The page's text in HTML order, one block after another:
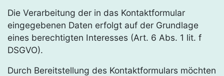
Die Verarbeitung der in das Kontaktformular
eingegebenen Daten erfolgt auf der Grundlage
eines berechtigten Interesses (Art. 6 Abs. 1 lit. f
DSGVO).
Durch Bereitstellung des Kontaktformulars möchten